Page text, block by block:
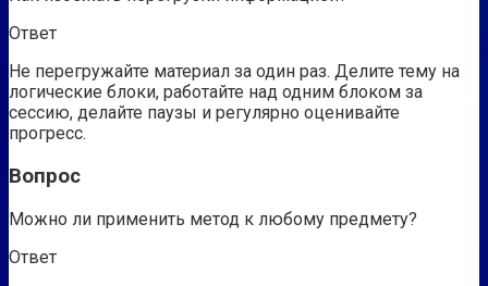
Ответ
Не перегружайте материал за один раз. Делите тему на
логические блоки, работайте над одним блоком за
сессию, делайте паузы и регулярно оценивайте
прогресс.
Вопрос
Можно ли применить метод к любому предмету?
Ответ